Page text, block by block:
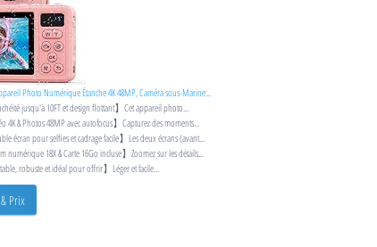
Photo Numérique Étanche 4K 48MP, Caméra sous-Marine...
jusqu'à 10FT et design flottant】Cet appareil photo...
4K & Photos 48MP avec autofocus】Capturez des moments...
écran pour selfies et cadrage facile】Les deux écrans (avant...
numérique 18X & Carte 16Go incluse】Zoomez sur les détails...
robuste et idéal pour offrir】Léger et facile...
Prix